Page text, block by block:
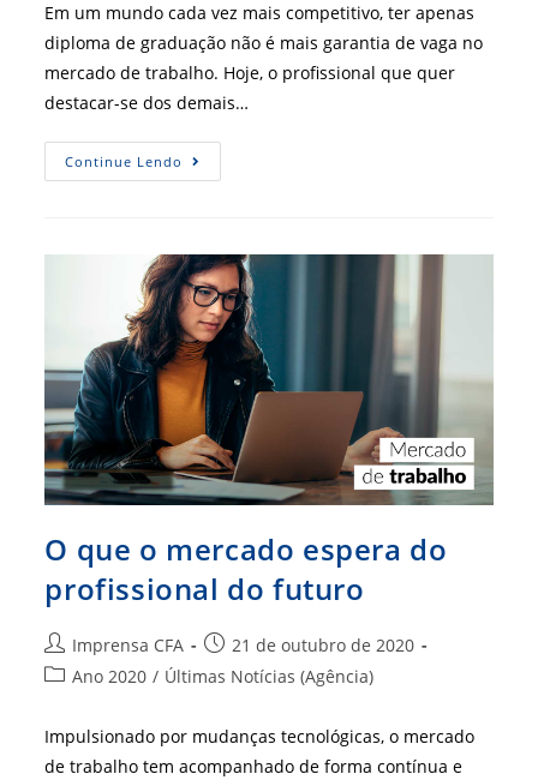
Em um mundo cada vez mais competitivo, ter apenas
diploma de graduação não é mais garantia de vaga no
mercado de trabalho. Hoje, o profissional que quer
destacar-se dos demais…
Continue Lendo Estudantes
Organizam
Novidades
Do
Marketing
O que o mercado espera do
profissional do futuro
Autor
do
Imprensa CFA
Post
publicado:
21 de outubro de 2020
Categoria
post:
Ano 2020 / Últimas Notícias (Agência)
Impulsionado por mudanças tecnológicas, o mercado
de trabalho tem acompanhado de forma contínua e